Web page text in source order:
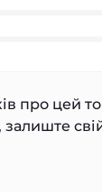
про цей